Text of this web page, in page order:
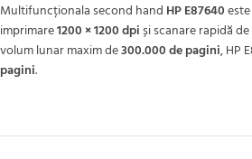
Multifuncționala second hand HP E87640
imprimare1200 × 1200 dpiși scanare rapidă
volum lunar maxim de300.000 de pagini, HP
pagini.